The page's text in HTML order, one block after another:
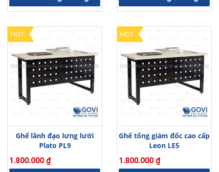
là:
630.000.000 ₫.
tại
là:
Ghế lãnh đạo lưng lưới
Plato PL9
1.800.000 ₫
HOT
Ghế tổng giám đốc cao cấp
Leon LE5
1.800.000 ₫
HOT